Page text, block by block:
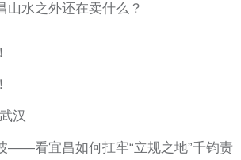
山水之外还在卖什么？
汉
——看宜昌如何扛牢“立规之地”千钧责